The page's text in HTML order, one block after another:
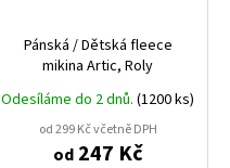
Pánská / Dětská fleece
mikina Artic, Roly
Odesíláme do 2 dnů. (1200 ks)
od 299 Kč včetně DPH
od247 Kč